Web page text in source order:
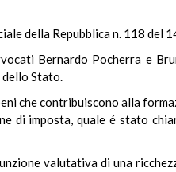
della Repubblica n. 118 del
Bernardo Pocherra e
Stato.
che contribuiscono alla
di imposta, quale é stato
valutativa di una